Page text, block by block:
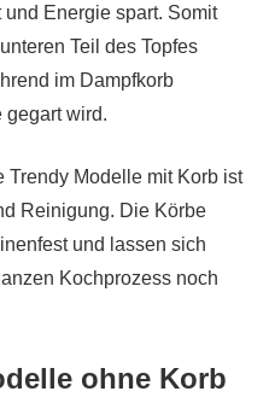
Energie spart. Somit
Teil des Topfes
im Dampfkorb
gegart wird.
Trendy Modelle mit Korb ist
Reinigung. Die Körbe
und lassen sich
Kochprozess noch
ohne Korb